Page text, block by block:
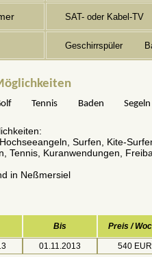
SAT- oder Kabel-TV
Geschirrspüler
Tennis Baden Segeln
Surfen, Kite-
Tennis, Kuranwendungen,
in Neßmersiel
Bis Preis /
01.11.2013 540 EUR